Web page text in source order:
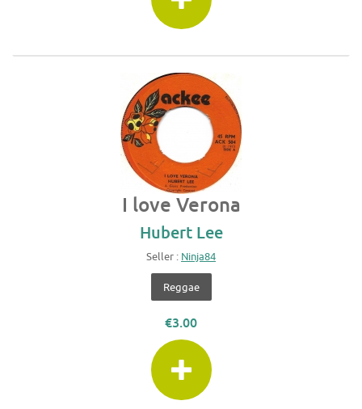
I love Verona
Hubert Lee
Seller : Ninja84
Reggae
€3.00